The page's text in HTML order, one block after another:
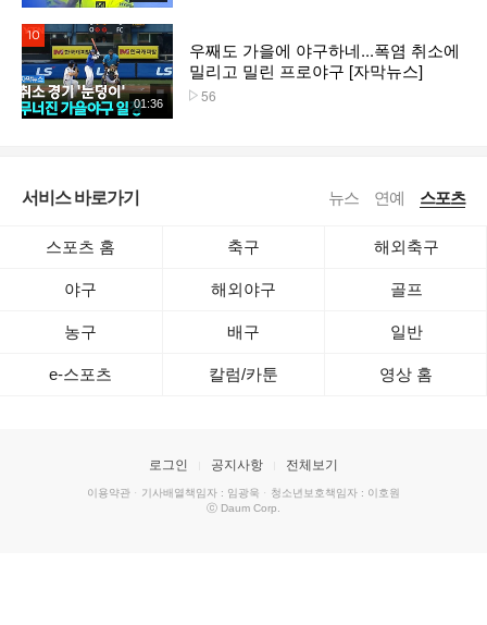
01:36
우째도 가을에 야구하네...폭염 취소에
밀리고 밀린 프로야구 [자막뉴스]
56
서비스 바로가기 뉴스 연예 스포츠
스포츠 홈 축구 해외축구
야구 해외야구 골프
농구 배구 일반
e-스포츠 칼럼/카툰 영상 홈
로그인 공지사항 전체보기
이용약관 · 기사배열책임자 : 임광욱 · 청소년보호책임자 : 이호원
ⓒ Daum Corp.